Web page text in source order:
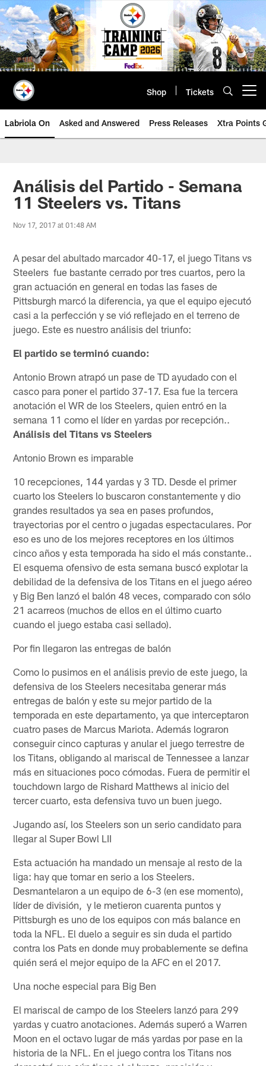
Skip
to
main
content
Shop Tickets
Labriola On Asked and Answered Press Releases Xtra Points
Análisis del Partido - Semana
11 Steelers vs. Titans
Nov 17, 2017 at 01:48 AM
A pesar del abultado marcador 40-17, el juego Titans vs
Steelers fue bastante cerrado por tres cuartos, pero la
gran actuación en general en todas las fases de
Pittsburgh marcó la diferencia, ya que el equipo ejecutó
casi a la perfección y se vió reflejado en el terreno de
juego. Este es nuestro análisis del triunfo:
El partido se terminó cuando:
Antonio Brown atrapó un pase de TD ayudado con el
casco para poner el partido 37-17. Esa fue la tercera
anotación el WR de los Steelers, quien entró en la
semana 11 como el líder en yardas por recepción..
Análisis del Titans vs Steelers
Antonio Brown es imparable
10 recepciones, 144 yardas y 3 TD. Desde el primer
cuarto los Steelers lo buscaron constantemente y dio
grandes resultados ya sea en pases profundos,
trayectorias por el centro o jugadas espectaculares. Por
eso es uno de los mejores receptores en los últimos
cinco años y esta temporada ha sido el más constante..
El esquema ofensivo de esta semana buscó explotar la
debilidad de la defensiva de los Titans en el juego aéreo
y Big Ben lanzó el balón 48 veces, comparado con sólo
21 acarreos (muchos de ellos en el último cuarto
cuando el juego estaba casi sellado).
Por fin llegaron las entregas de balón
Como lo pusimos en el análisis previo de este juego, la
defensiva de los Steelers necesitaba generar más
entregas de balón y este su mejor partido de la
temporada en este departamento, ya que interceptaron
cuatro pases de Marcus Mariota. Además lograron
conseguir cinco capturas y anular el juego terrestre de
los Titans, obligando al mariscal de Tennessee a lanzar
más en situaciones poco cómodas. Fuera de permitir el
touchdown largo de Rishard Matthews al inicio del
tercer cuarto, esta defensiva tuvo un buen juego.
Jugando así, los Steelers son un serio candidato para
llegar al Super Bowl LII
Esta actuación ha mandado un mensaje al resto de la
liga: hay que tomar en serio a los Steelers.
Desmantelaron a un equipo de 6-3 (en ese momento),
líder de división, y le metieron cuarenta puntos y
Pittsburgh es uno de los equipos con más balance en
toda la NFL. El duelo a seguir es sin duda el partido
contra los Pats en donde muy probablemente se defina
quién será el mejor equipo de la AFC en el 2017.
Una noche especial para Big Ben
El mariscal de campo de los Steelers lanzó para 299
yardas y cuatro anotaciones. Además superó a Warren
Moon en el octavo lugar de más yardas por pase en la
historia de la NFL. En el juego contra los Titans nos